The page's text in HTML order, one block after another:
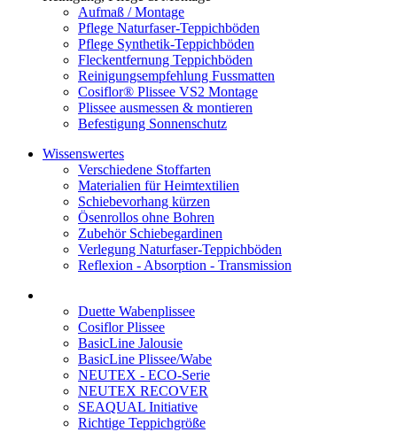
Aufmaß / Montage
Pflege Naturfaser-Teppichböden
Pflege Synthetik-Teppichböden
Fleckentfernung Teppichböden
Reinigungsempfehlung Fussmatten
Cosiflor® Plissee VS2 Montage
Plissee ausmessen & montieren
Befestigung Sonnenschutz
Wissenswertes
Verschiedene Stoffarten
Materialien für Heimtextilien
Schiebevorhang kürzen
Ösenrollos ohne Bohren
Zubehör Schiebegardinen
Verlegung Naturfaser-Teppichböden
Reflexion - Absorption - Transmission
Duette Wabenplissee
Cosiflor Plissee
BasicLine Jalousie
BasicLine Plissee/Wabe
NEUTEX - ECO-Serie
NEUTEX RECOVER
SEAQUAL Initiative
Richtige Teppichgröße